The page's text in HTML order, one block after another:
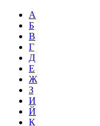
А
Б
В
Г
Д
Е
Ж
З
И
Й
К